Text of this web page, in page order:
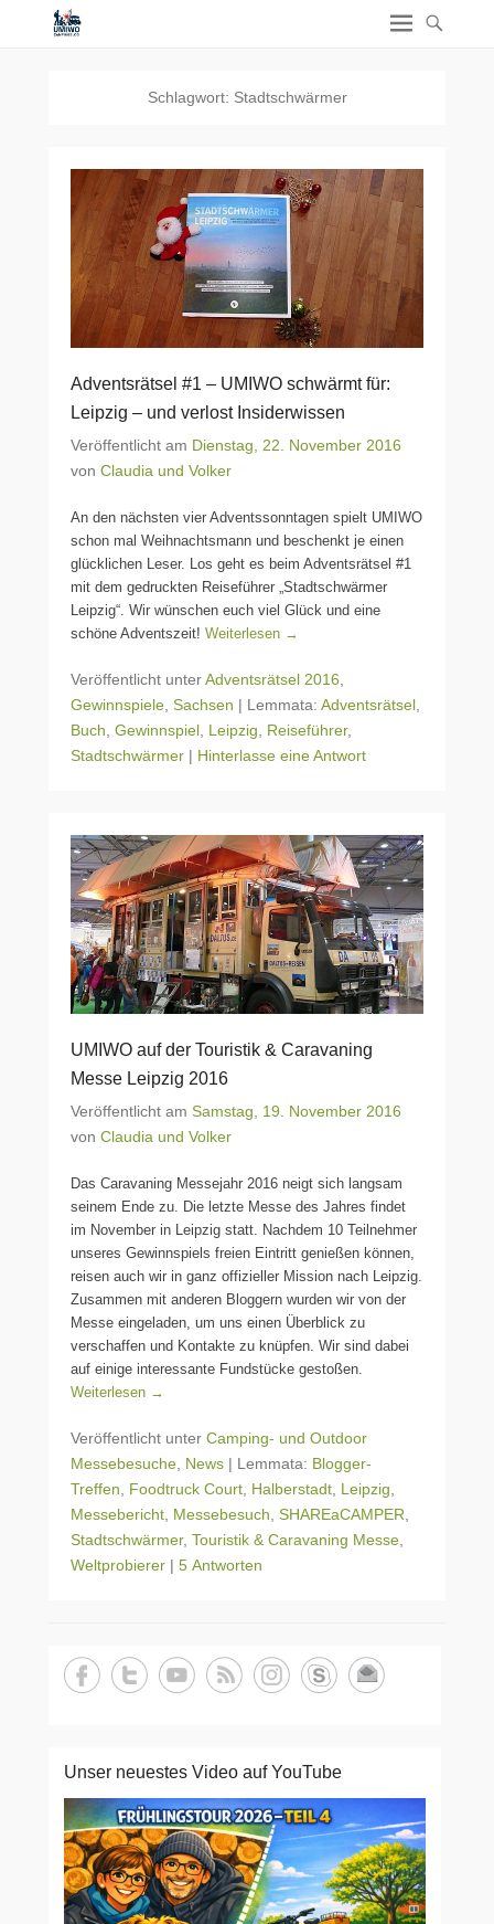
Schlagwort: Stadtschwärmer
Adventsrätsel #1 – UMIWO schwärmt für:
Leipzig – und verlost Insiderwissen
Veröffentlicht am Dienstag, 22. November 2016
von Claudia und Volker
An den nächsten vier Adventssonntagen spielt UMIWO
schon mal Weihnachtsmann und beschenkt je einen
glücklichen Leser. Los geht es beim Adventsrätsel #1
mit dem gedruckten Reiseführer „Stadtschwärmer
Leipzig“. Wir wünschen euch viel Glück und eine
schöne Adventszeit! Weiterlesen →
Veröffentlicht unterAdventsrätsel 2016
Gewinnspiele Sachsen | Lemmata: Adventsrätsel
Buch Gewinnspiel Leipzig Reiseführer,
Stadtschwärmer | Hinterlasse eine Antwort
UMIWO auf der Touristik & Caravaning
Messe Leipzig 2016
Veröffentlicht am Samstag, 19. November 2016
von Claudia und Volker
Das Caravaning Messejahr 2016 neigt sich langsam
seinem Ende zu. Die letzte Messe des Jahres findet
im November in Leipzig statt. Nachdem 10 Teilnehmer
unseres Gewinnspiels freien Eintritt genießen können,
reisen auch wir in ganz offizieller Mission nach Leipzig.
Zusammen mit anderen Bloggern wurden wir von der
Messe eingeladen, um uns einen Überblick zu
verschaffen und Kontakte zu knüpfen. Wir sind dabei
auf einige interessante Fundstücke gestoßen.
Weiterlesen →
Veröffentlicht unter Camping- und Outdoor
Messebesuche News | Lemmata: Blogger-
Treffen
Foodtruck Court Halberstadt Leipzig
Messebericht Messebesuch SHAREaCAMPER
Stadtschwärmer, Touristik & Caravaning Messe
Weltprobierer | 5 Antworten
Unser neuestes Video auf YouTube